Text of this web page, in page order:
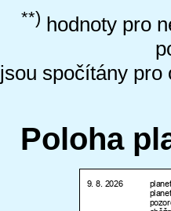
**) hodnoty pro
jsou spočítány pro
Poloha